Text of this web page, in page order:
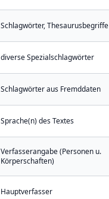
Schlagwörter, Thesaurusbegriffe
diverse Spezialschlagwörter
Schlagwörter aus Fremddaten
Sprache(n) des Textes
Verfasserangabe (Personen u.
Körperschaften)
Hauptverfasser